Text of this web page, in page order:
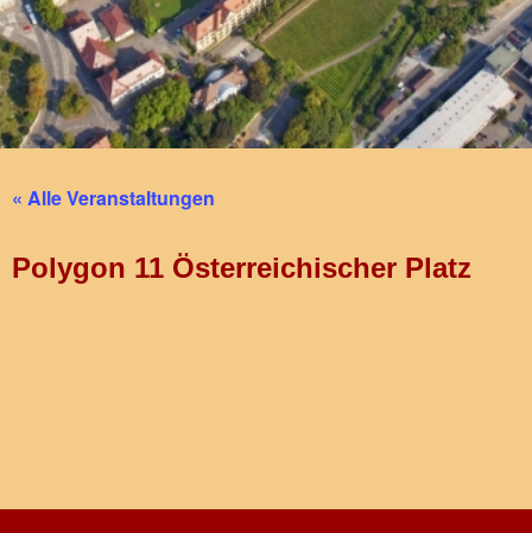
« Alle Veranstaltungen
Polygon 11 Österreichischer Platz